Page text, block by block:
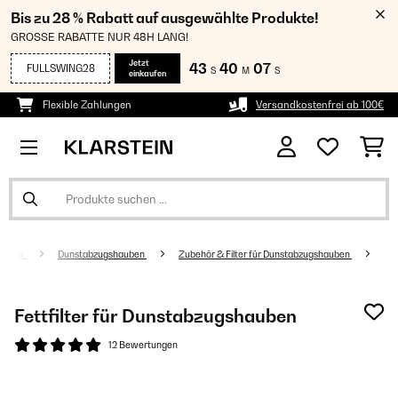
Bis zu 28 % Rabatt auf ausgewählte Produkte!
GROSSE RABATTE NUR 48H LANG!
FULLSWING28
Jetzt
einkaufen
43 S 40 M 07 S
Flexible Zahlungen Versandkostenfrei ab 100€
Dunstabzugshauben Zubehör & Filter für Dunstabzugshauben
Fettfilter für Dunstabzugshauben
12 Bewertungen